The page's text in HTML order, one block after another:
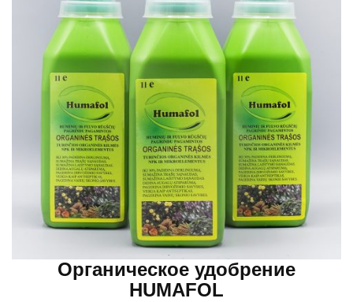
Органическое удобрение
HUMAFOL